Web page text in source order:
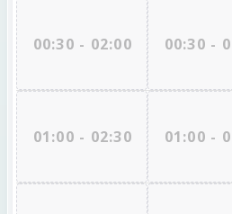
00:30 - 02:00 00:30 -
01:00 - 02:30 01:00 -